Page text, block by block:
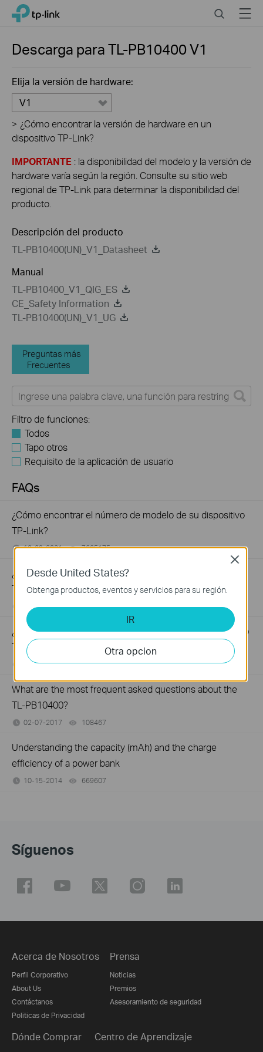
Click
navigation
TP-Link, Reliably Smart SearchMenu
Descarga paraTL-PB10400V1
Elija la versión de hardware:
V1
> ¿Cómo encontrar la versión de hardware en un
dispositivo TP-Link?
IMPORTANTE : la disponibilidad del modelo y la versión de
hardware varía según la región. Consulte su sitio web
regional de TP-Link para determinar la disponibilidad del
producto.
Descripción del producto
TL-PB10400(UN)_V1_Datasheet
Manual
TL-PB10400_V1_QIG_ES
CE_Safety Information
TL-PB10400(UN)_V1_UG
Preguntas más
Frecuentes
Filtro de funciones:
Todos
Tapo otros
Requisito de la aplicación de usuario
FAQs
¿Cómo encontrar el número de modelo de su dispositivo
TP-Link?
10-29-2021 7625175views
¿Cómo encontrar el número de serie S/N en dispositivos
TP-Link?
10-07-2021 489173views
¿Cómo encontrar la versión de hardware en un dispositivo
TP-Link?
04-01-2020 25765498views
What are the most frequent asked questions about the
TL-PB10400?
02-07-2017 108467
Understanding the capacity (mAh) and the charge
efficiency of a power bank
10-15-2014 669607
Síguenos
Acerca de Nosotros
Perfil Corporativo
About Us
Contáctanos
Politicas de Privacidad
Prensa
Noticias
Premios
Asesoramiento de seguridad
Dónde Comprar Centro de Aprendizaje
Desde United States?
Obtenga productos, eventos y servicios para su región.
IR
Otra opcion
Close